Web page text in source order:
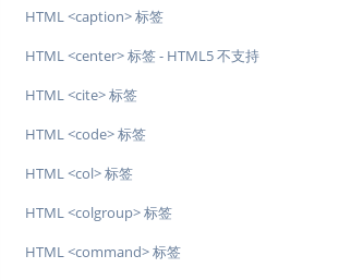
HTML <caption> 标签
HTML <center> 标签 - HTML5 不支持
HTML <cite> 标签
HTML <code> 标签
HTML <col> 标签
HTML <colgroup> 标签
HTML <command> 标签